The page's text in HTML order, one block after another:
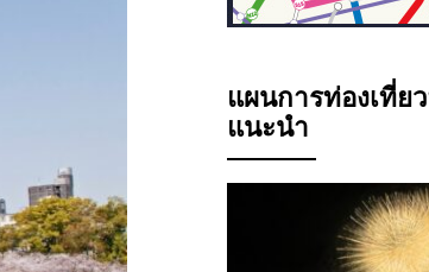
แผนการท่องเที่ย
แนะนำ